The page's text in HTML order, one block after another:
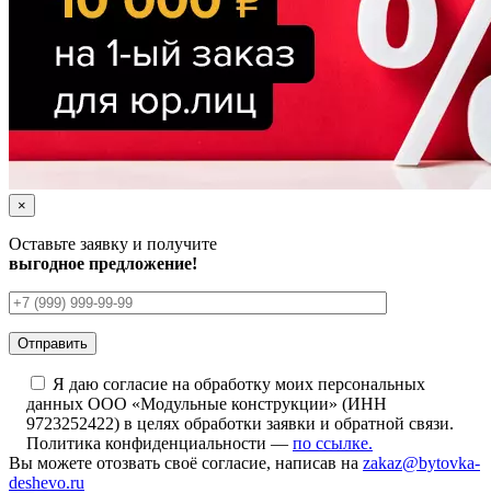
×
Оставьте заявку и получите
выгодное предложение!
Я даю согласие на обработку моих персональных
данных ООО «Модульные конструкции» (ИНН
9723252422) в целях обработки заявки и обратной связи.
Политика конфиденциальности — по ссылке.
Вы можете отозвать своё согласие, написав на zakaz@bytovka-
deshevo.ru